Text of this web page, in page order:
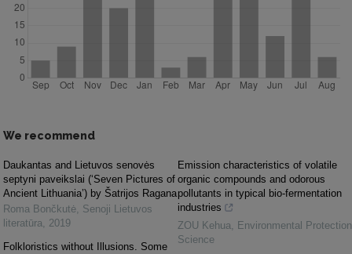
We recommend
Daukantas and Lietuvos senovės
septyni paveikslai (‘Seven Pictures of
Ancient Lithuania’) by Šatrijos Ragana
Roma Bončkutė, Senoji Lietuvos
literatūra, 2019
Folkloristics without Illusions. Some
Emission characteristics of volatile
organic compounds and odorous
pollutants in typical bio-fermentation
industries
ZOU Kehua, Environmental Protection
Science